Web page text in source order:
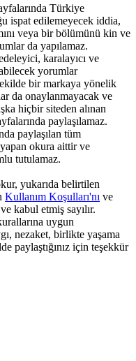
Türkiye
ispat edilemeyecek iddia,
veya bir bölümünü kin ve
da yapılamaz.
karalayıcı ve
yorumlar
bir markaya yönelik
da onaylanmayacak ve
hiçbir siteden alınan
paylaşılamaz.
paylaşılan tüm
okura aittir ve
tutulamaz.
yukarıda belirtilen
Kullanım Koşulları'nı ve
kabul etmiş sayılır.
uygun
nezaket, birlikte yaşama
paylaştığınız için teşekkür